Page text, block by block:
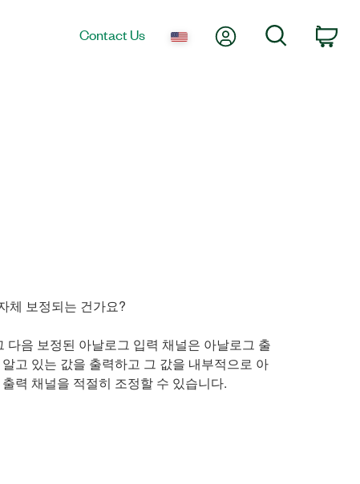
Contact Us My AccountSearch
체 보정되는 건가요?
음 보정된 아날로그 입력 채널은 아날로그 출
고 있는 값을 출력하고 그 값을 내부적으로 아
력 채널을 적절히 조정할 수 있습니다.